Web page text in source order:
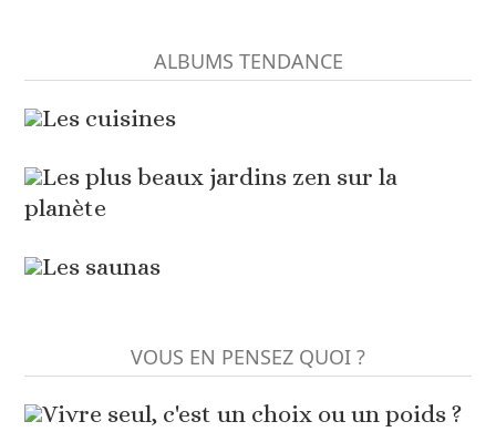
ALBUMS TENDANCE
Les cuisines
Les plus beaux jardins zen sur la
planète
Les saunas
VOUS EN PENSEZ QUOI ?
Vivre seul, c'est un choix ou un poids ?